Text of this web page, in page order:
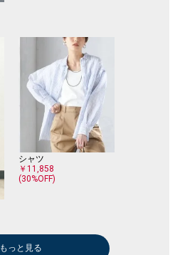
シャツ
￥11,858
(30%OFF)
ネックレス
もっと見る